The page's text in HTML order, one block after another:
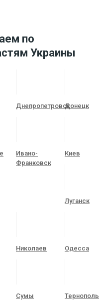
по
Украины
ДнепропетровскДонецк
Ивано-
Франковск
Киев
Луганск
Николаев Одесса
Сумы Тернополь